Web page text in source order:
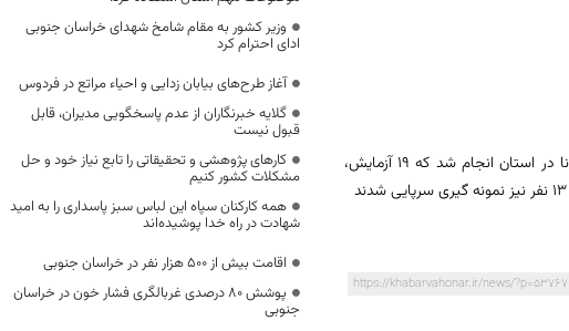
?معاون بهداشتی دانشگاه علوم پزشکی بیرجند با بیان اینکه در شبانه روز گذشته 168 آزمایش کرونا در استان انجام شد که 19 آزمایش،
https://khabarvahonar.ir/news/?p=53767
وزیر کشور به مقام شامخ شهدای خراسان جنوبی
ادای احترام کرد
آغاز طرح‌های بیابان زدایی و احیاء مراتع در فردوس
گلایه خبرنگاران از عدم پاسخگویی مدیران، قابل
قبول نیست
کارهای پژوهشی و تحقیقاتی را تابع نیاز خود و حل
مشکلات کشور کنیم
همه کارکنان سپاه این لباس سبز پاسداری را به امید
شهادت در راه خدا پوشیده‌اند
اقامت بیش از ۵۰۰ هزار نفر در خراسان جنوبی
پوشش 80 درصدی غربالگری فشار خون در خراسان
جنوبی